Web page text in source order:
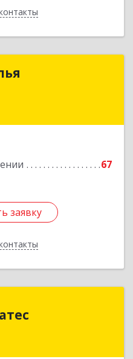
67
заявку
Наталья
заявку
Урюпинск г, Ленина